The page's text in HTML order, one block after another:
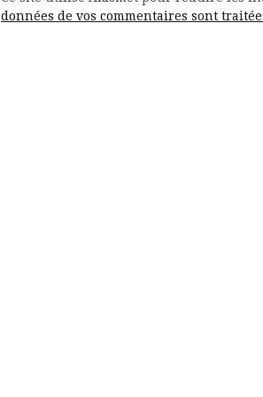
données de vos commentaires sont